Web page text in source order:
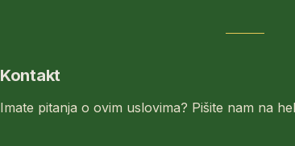
Kontakt
Imate pitanja o ovim uslovima? Pišite nam na